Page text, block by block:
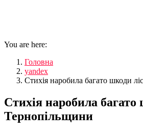
You are here:
Головна
yandex
Стихія наробила багато шкоди
Стихія наробила багато
Тернопільщини